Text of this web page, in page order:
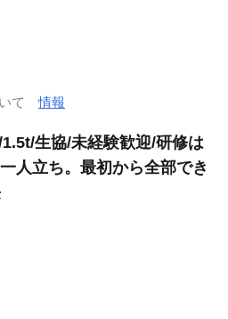
いて情報
生協/未経験歓迎/研修は
人立ち。最初から全部でき